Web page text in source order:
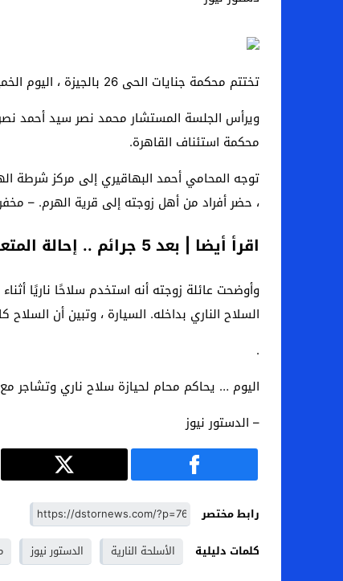
تختتم محكمة جنايات الحى 26 بالجيزة ، اليوم الخميس ، الجلسة الثانية لمحامي أحمد البهاقيري بتهمة حيازة أسلحة نارية ومشاجرات مع أهل زوجته.
ويرأس الجلسة المستشار محمد نصر سيد أحمد
محكمة استئناف القاهرة.
توجه المحامي أحمد البهاقيري إلى مركز شرطة
، حضر أفراد من أهل زوجته إلى قرية الهرم. –
اقرأ أيضا | بعد 5 جرائم .. إحالة المتعطلين المتهمين بسرقة محلات و “تاكتك” الجيزة إلى قضايا جنائية
وأوضحت عائلة زوجته أنه استخدم سلاحًا ناريًا
السلاح الناري بداخله. السيارة ، وتبين أن
.
اليوم … يحاكم محام لحيازة سلاح ناري وتشاجر
– الدستور نيوز
رابط مختصر
كلمات دليلية
الأسلحة النارية الدستور نيوز